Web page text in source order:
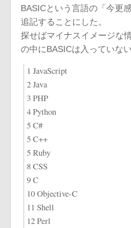
BASICという言語の「今更
追記することにした。
探せばマイナスイメージな
の中にBASICは入っていない
1 JavaScript
2 Java
3 PHP
4 Python
5 C#
5 C++
5 Ruby
8 CSS
9 C
10 Objective-C
11 Shell
12 Perl